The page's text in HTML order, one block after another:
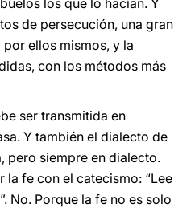
los que lo hacían. Y
de persecución, una gran
ellos mismos, y la
con los métodos más
ser transmitida en
Y también el dialecto de
pero siempre en dialecto.
la fe con el catecismo: “Lee
No. Porque la fe no es solo